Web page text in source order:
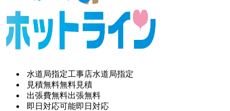
水道局指定工事店水道局指定
見積無料無料見積
出張費無料出張無料
即日対応可能即日対応